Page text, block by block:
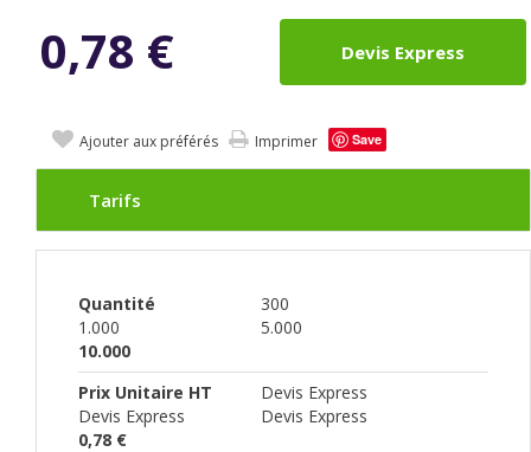
0,78 € Devis Express
Ajouter aux préférés Imprimer Save
Tarifs
Quantité
300
1.000
5.000
10.000
Prix Unitaire HT
Devis Express
Devis Express
Devis Express
0,78 €